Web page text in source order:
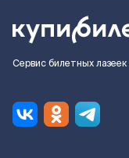
Сервис билетных лазеек